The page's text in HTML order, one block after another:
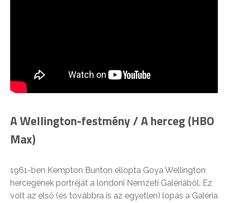
A Wellington-festmény / A herceg (HBO
Max)
1961-ben Kempton Bunton ellopta Goya Wellington
hercegének portréját a londoni Nemzeti Galériából. Ez
volt az első (és továbbra is az egyetlen) lopás a Galéria